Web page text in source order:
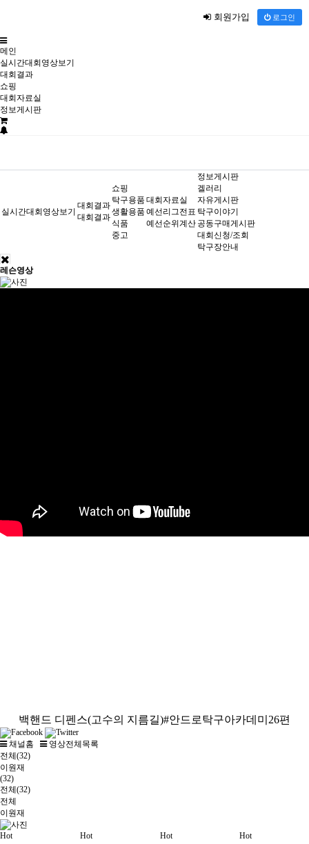
회원가입 로그인
메인
실시간대회영상보기
대회결과
쇼핑
대회자료실
정보게시판
실시간대회영상보기
대회결과
대회결과
쇼핑
탁구용품
생활용품
식품
중고
대회자료실
예선리그전표
예선순위계산
정보게시판
겔러리
자유게시판
탁구이야기
공동구매게시판
대회신청/조회
탁구장안내
레슨영상
백핸드 디펜스(고수의 지름길)#안드로탁구아카데미26편
채널홈
영상전체목록
전체(32)
이원재
(32)
전체(32)
전체
이원재
Hot Hot Hot Hot